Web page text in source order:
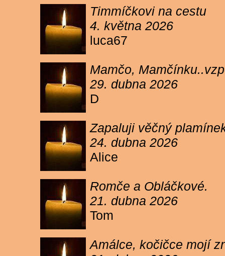
Timmíčkovi na cestu
4. května 2026
luca67
Mamčo,
29. dubna 2026
D
Zapaluji věčný
24. dubna 2026
Alice
Romče a Obláčkové.
21. dubna 2026
Tom
Amálce, kočičce mojí